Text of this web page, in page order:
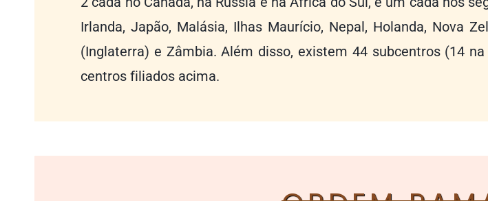
Irlanda, Japão, Malásia, Ilhas Maurício, Nepal, Holanda, Nova
(Inglaterra) e Zâmbia. Além disso, existem 44 subcentros (14
centros filiados acima.